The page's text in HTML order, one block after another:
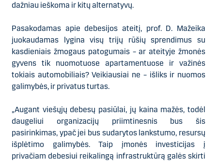
dažniau ieškoma ir kitų alternatyvų.
Pasakodamas apie debesijos ateitį, prof. D. Mažeika
juokaudamas lygina visų trijų rūšių sprendimus su
kasdieniais žmogaus patogumais – ar ateityje žmonės
gyvens tik nuomotuose apartamentuose ir važinės
tokiais automobiliais? Veikiausiai ne – išliks ir nuomos
galimybės, ir privatus turtas.
„Augant viešųjų debesų pasiūlai, jų kaina mažės, todėl
daugeliui organizacijų priimtinesnis bus šis
pasirinkimas, ypač jei bus sudarytos lankstumo, resursų
išplėtimo galimybės. Taip įmonės investicijas į
privačiam debesiui reikalingą infrastruktūrą galės skirti